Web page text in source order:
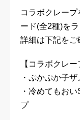
コラボクレー
ード(全2種)を
詳細は下記をご
【コラボクレー
・ぷかぷか子
・冷めてもお
プ